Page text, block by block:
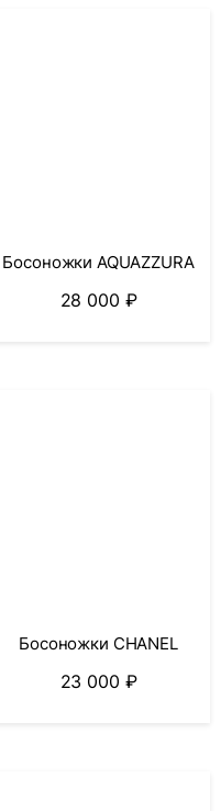
Босоножки AQUAZZURA
28 000 ₽
Босоножки CHANEL
23 000 ₽